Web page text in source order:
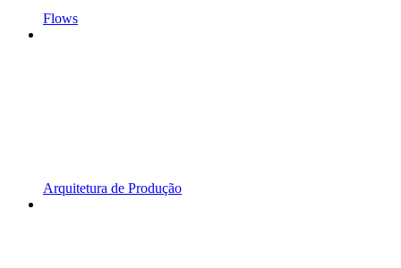
Flows
Arquitetura de Produção